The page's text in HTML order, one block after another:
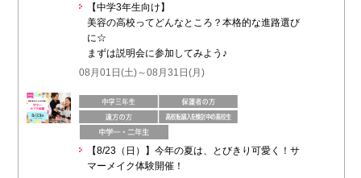
【中学3年生向け】
美容の高校ってどんなところ？本格的な進路選び
に☆
まずは説明会に参加してみよう♪
08月01日(土)～08月31日(月)
【8/23（日）】今年の夏は、とびきり可愛く！サ
マーメイク体験開催！